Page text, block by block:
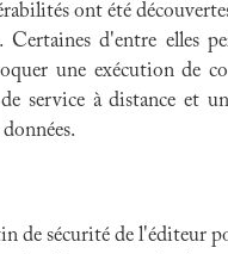
ont été
d'entre elles
une exécution de
service à distance et
de sécurité de l'éditeur